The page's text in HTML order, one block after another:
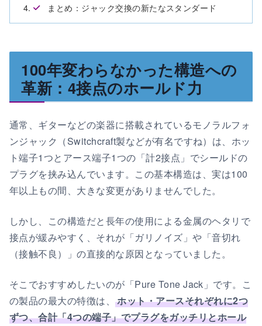
まとめ：ジャック交換の新たなスタンダード
100年変わらなかった構造への
革新：4接点のホールド力
通常、ギターなどの楽器に搭載されているモノラルフォ
ンジャック（Switchcraft製などが有名ですね）は、ホッ
ト端子1つとアース端子1つの「計2接点」でシールドの
プラグを挟み込んでいます。この基本構造は、実は100
年以上もの間、大きな変更がありませんでした。
しかし、この構造だと長年の使用による金属のヘタリで
接点が緩みやすく、それが「ガリノイズ」や「音切れ
（接触不良）」の直接的な原因となっていました。
そこでおすすめしたいのが「Pure Tone Jack」です。こ
の製品の最大の特徴は、ホット・アースそれぞれに2つ
ずつ、合計「4つの端子」でプラグをガッチリとホール